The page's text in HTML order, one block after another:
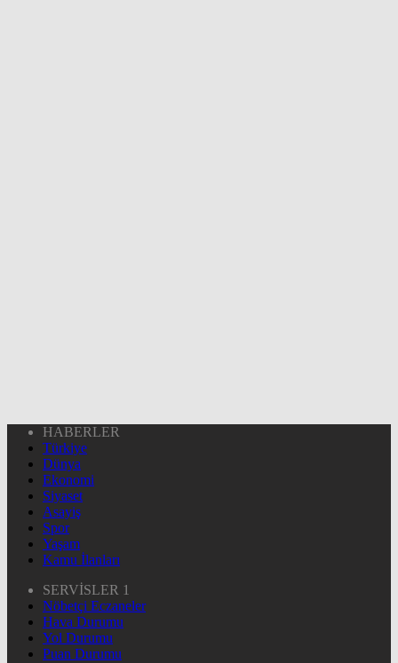
HABERLER
Türkiye
Dünya
Ekonomi
Siyaset
Asayiş
Spor
Yaşam
Kamu İlanları
SERVİSLER 1
Nöbetçi Eczaneler
Hava Durumu
Yol Durumu
Puan Durumu